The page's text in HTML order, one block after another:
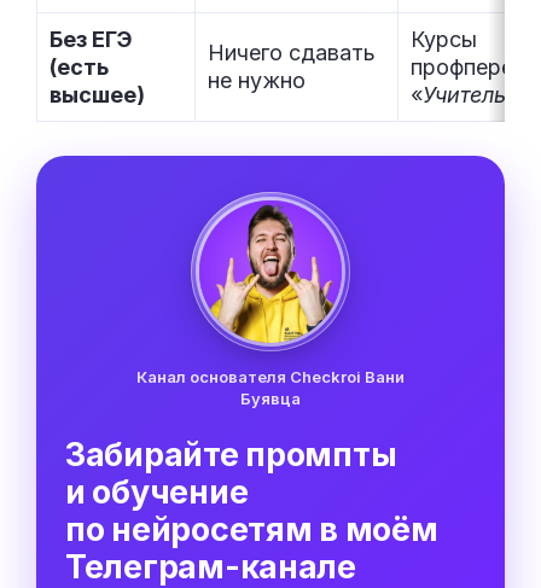
Без ЕГЭ
(есть
высшее)
Ничего сдавать
не нужно
Курсы
«Учитель
Канал основателя Checkroi Вани
Буявца
Забирайте промпты
и обучение
по нейросетям в моём
Телеграм-канале